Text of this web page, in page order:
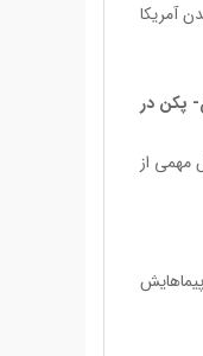
آمریکا
پکن در
مهمی از